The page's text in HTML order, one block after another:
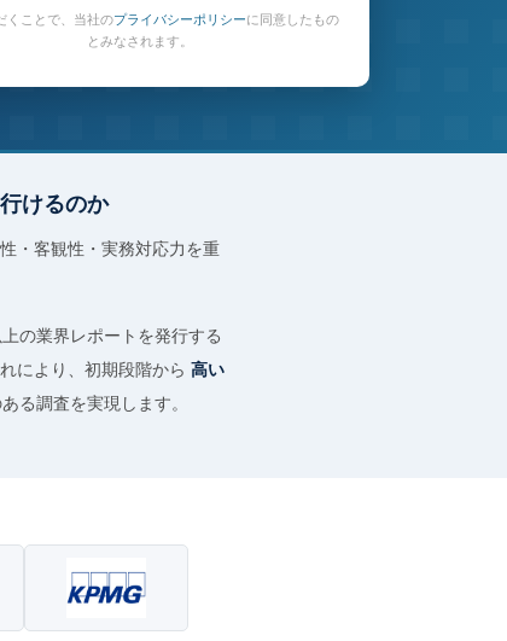
くことで、当社のプライバシーポリシーに同意したもの
とみなされます。
けるのか
・客観性・実務対応力を重
の業界レポートを発行する
により、初期段階から 高い
る調査を実現します。